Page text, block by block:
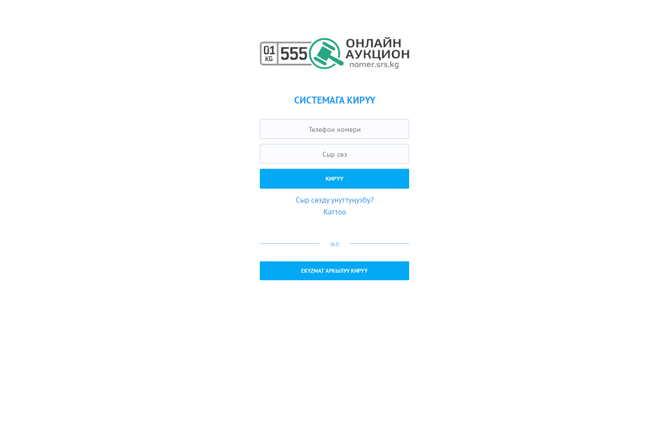
СИСТЕМАГА КИРҮҮ
Сыр сөздү унуттуңузбу?
Каттоо
же
EKYZMAT АРКЫЛУУ КИРҮҮ